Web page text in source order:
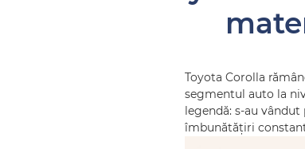
Toyota Corolla
segmentul auto la
legendă: s-au
îmbunătățiri